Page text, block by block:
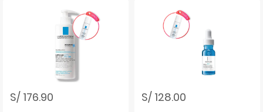
S/ 176.90 S/ 128.00